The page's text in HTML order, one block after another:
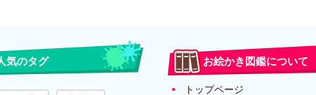
気のタグ お絵かき図鑑について
トップページ